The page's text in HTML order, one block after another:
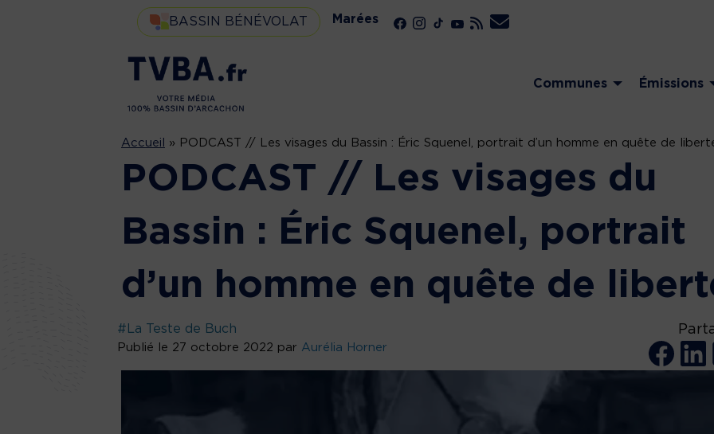
BASSIN BÉNÉVOLAT Marées
Communes Émissions
Accueil » PODCAST // Les visages du Bassin : Éric Squenel, portrait d’un homme en quête de
PODCAST // Les visages du
Bassin : Éric Squenel, portrait
d’un homme en quête de
#La Teste de Buch
Publié le 27 octobre 2022 par Aurélia Horner